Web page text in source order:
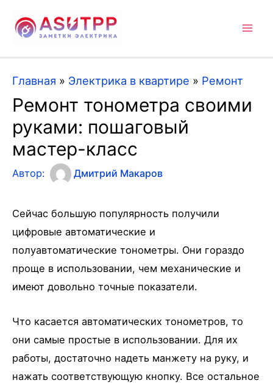
Главная » Электрика в квартире » Ремонт
Ремонт тонометра своими
руками: пошаговый
мастер-класс
Автор: Дмитрий Макаров
Сейчас большую популярность получили
цифровые автоматические и
полуавтоматические тонометры. Они гораздо
проще в использовании, чем механические и
имеют довольно точные показатели.
Что касается автоматических тонометров, то
они самые простые в использовании. Для их
работы, достаточно надеть манжету на руку, и
нажать соответствующую кнопку. Все остальное